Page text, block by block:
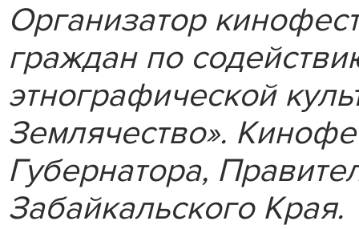
Организатор
граждан по
этнографической
Землячество».
Губернатора,
Забайкальского Края.